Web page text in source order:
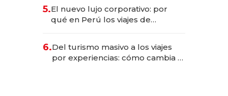
Fénix
5.El nuevo lujo corporativo: por
qué en Perú los viajes de
transformadoras
6.Del turismo masivo a los viajes
por experiencias: cómo cambia el